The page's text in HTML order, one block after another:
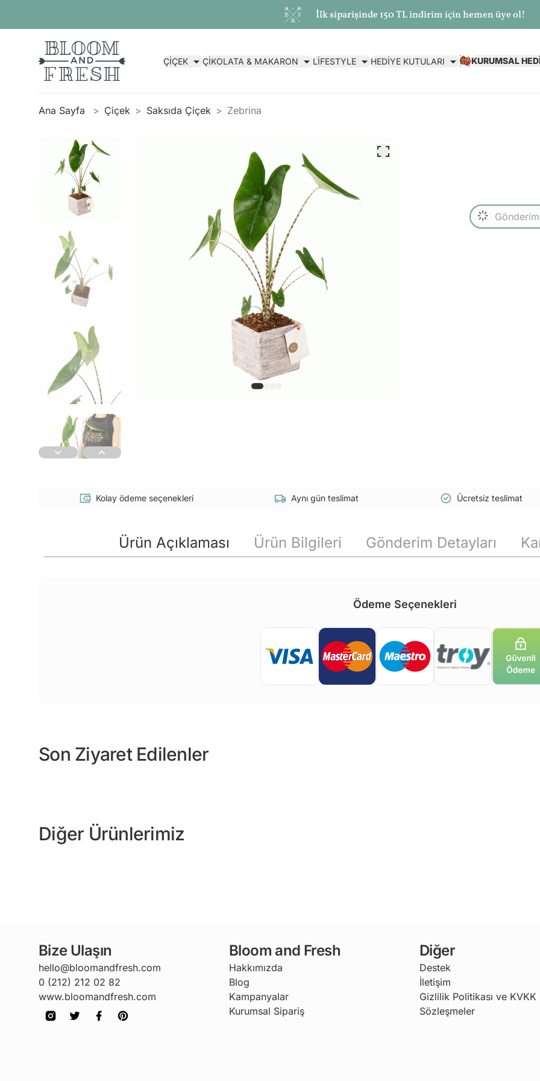
İlk siparişinde 150 TL indirim için hemen üye ol!
ÇİÇEK ÇİKOLATA & MAKARON LİFESTYLE HEDİYE KUTULARI KURUMSAL
Ana Sayfa Çiçek Saksıda Çiçek Zebrina
Kolay ödeme seçenekleri Aynı gün teslimat Ücretsiz teslimat
Ürün Açıklaması Ürün Bilgileri Gönderim Detayları
Ödeme Seçenekleri
Son Ziyaret Edilenler
Diğer Ürünlerimiz
Bize Ulaşın
hello@bloomandfresh.com
0 (212) 212 02 82
www.bloomandfresh.com
Bloom and Fresh
Hakkımızda
Blog
Kampanyalar
Kurumsal Sipariş
Diğer
Destek
İletişim
Gizlilik Politikası ve KVKK
Sözleşmeler